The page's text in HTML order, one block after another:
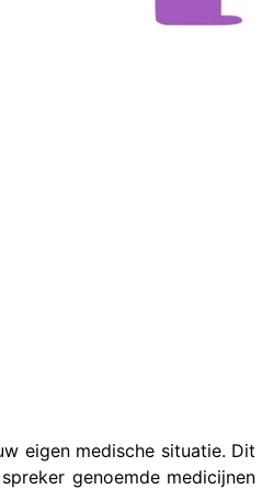
eigen medische situatie. Dit
genoemde medicijnen